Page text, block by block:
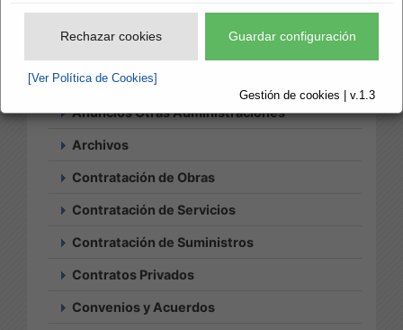
Rechazar cookies Guardar configuración
[Ver Política de Cookies]
Gestión de cookies | v.1.3
Histórico Suscripciones
Actividades Culturales
Anuncios Otras Administraciones
Archivos
Contratación de Obras
Contratación de Servicios
Contratación de Suministros
Contratos Privados
Convenios y Acuerdos